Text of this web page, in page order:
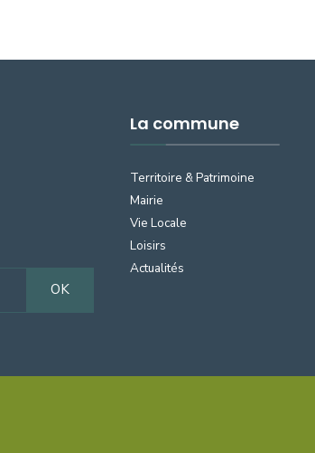
OK
La commune
Territoire & Patrimoine
Mairie
Vie Locale
Loisirs
Actualités